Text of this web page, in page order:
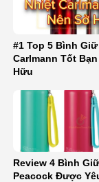
#1 Top 5 Bình
Carlmann Tốt
Hữu
Review 4 Bình
Peacock Được